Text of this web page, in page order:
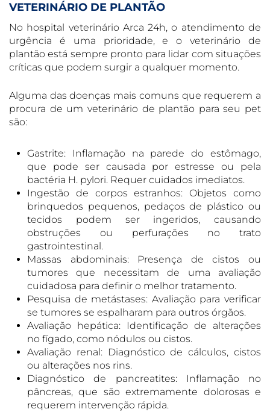
VETERINÁRIO DE PLANTÃO
No hospital veterinário Arca 24h, o atendimento de
urgência é uma prioridade, e o veterinário de
plantão está sempre pronto para lidar com situações
críticas que podem surgir a qualquer momento.
Alguma das doenças mais comuns que requerem a
procura de um veterinário de plantão para seu pet
são:
Gastrite: Inflamação na parede do estômago,
que pode ser causada por estresse ou pela
bactéria H. pylori. Requer cuidados imediatos.
Ingestão de corpos estranhos: Objetos como
brinquedos pequenos, pedaços de plástico ou
tecidos podem ser ingeridos, causando
obstruções ou perfurações no trato
gastrointestinal.
Massas abdominais: Presença de cistos ou
tumores que necessitam de uma avaliação
cuidadosa para definir o melhor tratamento.
Pesquisa de metástases: Avaliação para verificar
se tumores se espalharam para outros órgãos.
Avaliação hepática: Identificação de alterações
no fígado, como nódulos ou cistos.
Avaliação renal: Diagnóstico de cálculos, cistos
ou alterações nos rins.
Diagnóstico de pancreatites: Inflamação no
pâncreas, que são extremamente dolorosas e
requerem intervenção rápida.